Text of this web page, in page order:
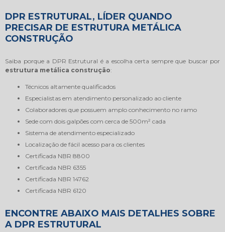
DPR ESTRUTURAL, LÍDER QUANDO
PRECISAR DE ESTRUTURA METÁLICA
CONSTRUÇÃO
Saiba porque a DPR Estrutural é a escolha certa sempre que buscar por
estrutura metálica construção:
técnicos altamente qualificados
especialistas em atendimento personalizado ao cliente
colaboradores que possuem amplo conhecimento no ramo
sede com dois galpões com cerca de 500m² cada
sistema de atendimento especializado
localização de fácil acesso para os clientes
certificada NBR 8800
certificada NBR 6355
certificada NBR 14762
certificada NBR 6120
ENCONTRE ABAIXO MAIS DETALHES SOBRE
A DPR ESTRUTURAL